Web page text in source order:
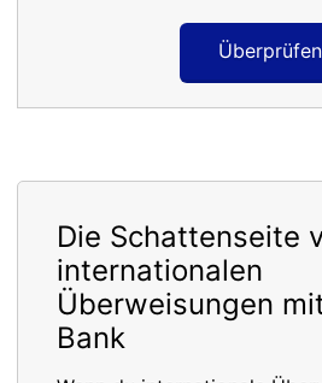
Überprüfen
Die Schattenseite
internationalen
Überweisungen
Bank